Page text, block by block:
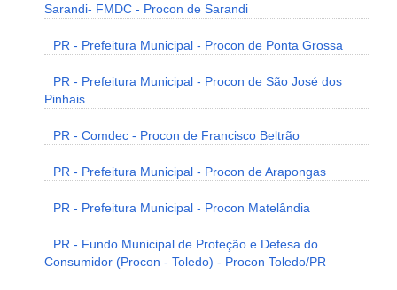
Sarandi- FMDC - Procon de Sarandi
PR - Prefeitura Municipal - Procon de Ponta Grossa
PR - Prefeitura Municipal - Procon de São José dos
Pinhais
PR - Comdec - Procon de Francisco Beltrão
PR - Prefeitura Municipal - Procon de Arapongas
PR - Prefeitura Municipal - Procon Matelândia
PR - Fundo Municipal de Proteção e Defesa do
Consumidor (Procon - Toledo) - Procon Toledo/PR